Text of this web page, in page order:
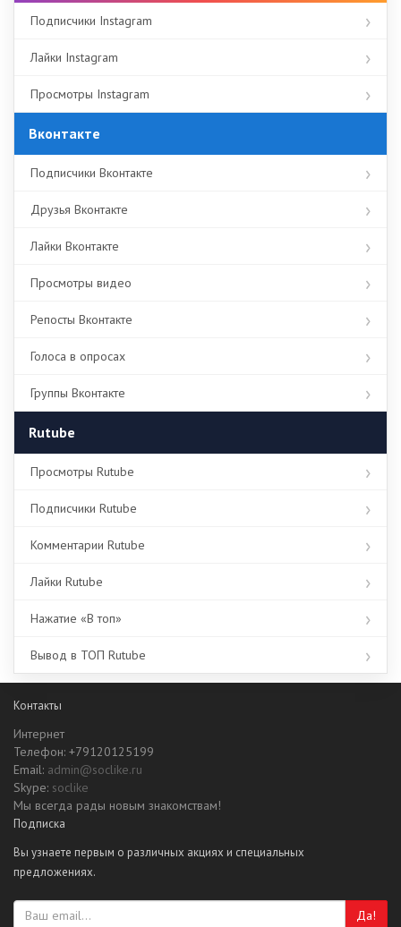
Подписчики Instagram
Лайки Instagram
Просмотры Instagram
Вконтакте
Подписчики Вконтакте
Друзья Вконтакте
Лайки Вконтакте
Просмотры видео
Репосты Вконтакте
Голоса в опросах
Группы Вконтакте
Rutube
Просмотры Rutube
Подписчики Rutube
Комментарии Rutube
Лайки Rutube
Нажатие «В топ»
Вывод в ТОП Rutube
Контакты
Интернет
Телефон: +79120125199
Email: admin@soclike.ru
Skype: soclike
Мы всегда рады новым знакомствам!
Подписка
Вы узнаете первым о различных акциях и специальных
предложениях.
Да!